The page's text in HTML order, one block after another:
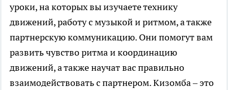
уроки, на которых вы изучаете технику
движений, работу с музыкой и ритмом, а также
партнерскую коммуникацию. Они помогут вам
развить чувство ритма и координацию
движений, а также научат вас правильно
взаимодействовать с партнером. Кизомба – это